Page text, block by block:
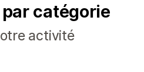
catégorie
activité